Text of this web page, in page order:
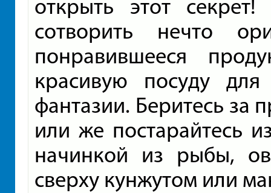
открыть этот
сотворить нечто
понравившееся
красивую посуду
фантазии. Беритесь за
или же постарайтесь
начинкой из рыбы,
сверху кунжутом или